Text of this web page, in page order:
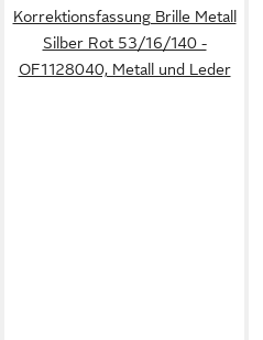
Korrektionsfassung Brille Metall
Silber Rot 53/16/140 -
OF1128040, Metall und Leder